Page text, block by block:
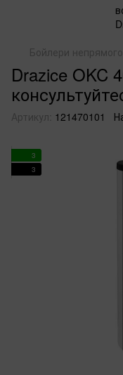
Бойлери непрямого
Drazice OKC
Артикул: 121470101
3
3